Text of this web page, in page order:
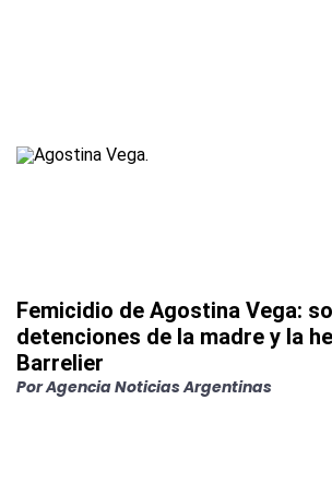
Femicidio de Agostina Vega:
detenciones de la madre y la
Barrelier
PorAgencia Noticias Argentinas